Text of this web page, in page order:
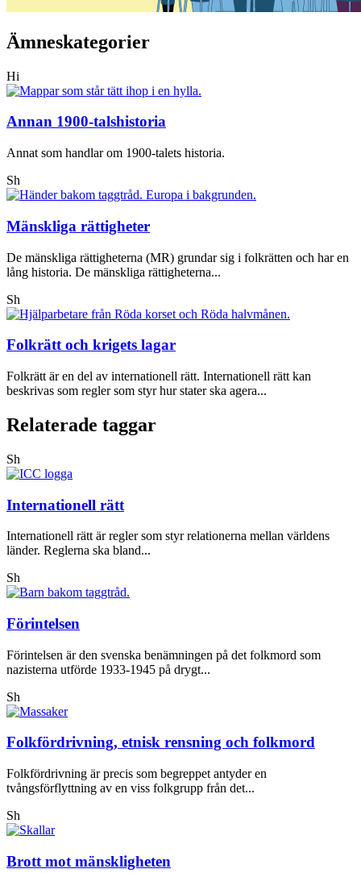
Ämneskategorier
Hi
Annan 1900-talshistoria
Annat som handlar om 1900-talets historia.
Sh
Mänskliga rättigheter
De mänskliga rättigheterna (MR) grundar sig i folkrätten och har en
lång historia. De mänskliga rättigheterna...
Sh
Folkrätt och krigets lagar
Folkrätt är en del av internationell rätt. Internationell rätt kan
beskrivas som regler som styr hur stater ska agera...
Relaterade taggar
Sh
Internationell rätt
Internationell rätt är regler som styr relationerna mellan världens
länder. Reglerna ska bland...
Sh
Förintelsen
Förintelsen är den svenska benämningen på det folkmord som
nazisterna utförde 1933-1945 på drygt...
Sh
Folkfördrivning, etnisk rensning och folkmord
Folkfördrivning är precis som begreppet antyder en
tvångsförflyttning av en viss folkgrupp från det...
Sh
Brott mot mänskligheten